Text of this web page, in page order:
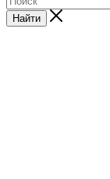
Найти